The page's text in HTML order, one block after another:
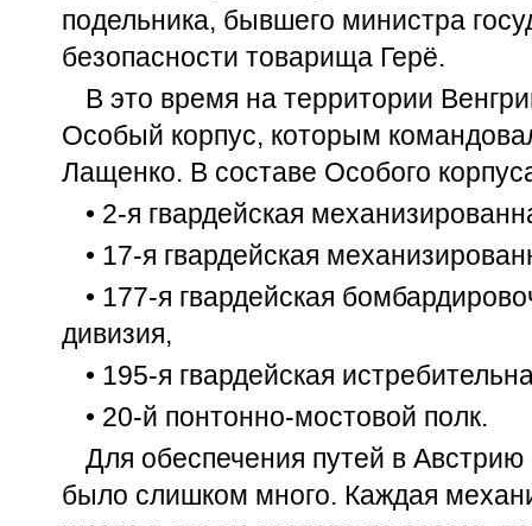
подельника, бывшего министра
безопасности товарища Герё.
В это время на территории
Особый корпус, которым
Лащенко. В составе Особого
• 2-я гвардейская
• 17-я гвардейская
• 177-я гвардейская
дивизия,
• 195-я гвардейская
• 20-й понтонно-мостовой полк.
Для обеспечения путей в Австрию
было слишком много. Каждая